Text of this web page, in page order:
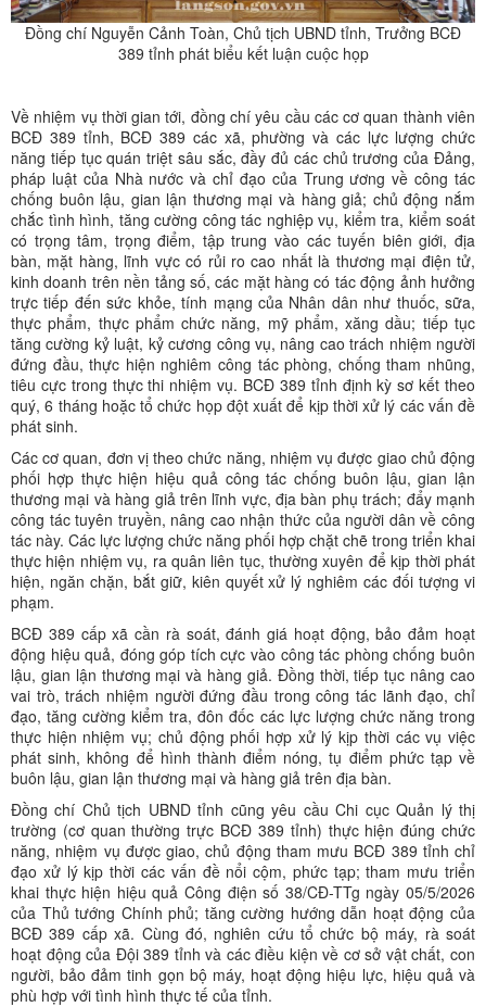
Đồng chí Nguyễn Cảnh Toàn, Chủ tịch UBND tỉnh, Trưởng BCĐ
389 tỉnh phát biểu kết luận cuộc họp
Về nhiệm vụ thời gian tới, đồng chí yêu cầu các cơ quan thành viên
BCĐ 389 tỉnh, BCĐ 389 các xã, phường và các lực lượng chức
năng tiếp tục quán triệt sâu sắc, đầy đủ các chủ trương của Đảng,
pháp luật của Nhà nước và chỉ đạo của Trung ương về công tác
chống buôn lậu, gian lận thương mại và hàng giả; chủ động nắm
chắc tình hình, tăng cường công tác nghiệp vụ, kiểm tra, kiểm soát
có trọng tâm, trọng điểm, tập trung vào các tuyến biên giới, địa
bàn, mặt hàng, lĩnh vực có rủi ro cao nhất là thương mại điện tử,
kinh doanh trên nền tảng số, các mặt hàng có tác động ảnh hưởng
trực tiếp đến sức khỏe, tính mạng của Nhân dân như thuốc, sữa,
thực phẩm, thực phẩm chức năng, mỹ phẩm, xăng dầu; tiếp tục
tăng cường kỷ luật, kỷ cương công vụ, nâng cao trách nhiệm người
đứng đầu, thực hiện nghiêm công tác phòng, chống tham nhũng,
tiêu cực trong thực thi nhiệm vụ. BCĐ 389 tỉnh định kỳ sơ kết theo
quý, 6 tháng hoặc tổ chức họp đột xuất để kịp thời xử lý các vấn đề
phát sinh.
Các cơ quan, đơn vị theo chức năng, nhiệm vụ được giao chủ động
phối hợp thực hiện hiệu quả công tác chống buôn lậu, gian lận
thương mại và hàng giả trên lĩnh vực, địa bàn phụ trách; đẩy mạnh
công tác tuyên truyền, nâng cao nhận thức của người dân về công
tác này. Các lực lượng chức năng phối hợp chặt chẽ trong triển khai
thực hiện nhiệm vụ, ra quân liên tục, thường xuyên để kịp thời phát
hiện, ngăn chặn, bắt giữ, kiên quyết xử lý nghiêm các đối tượng vi
phạm.
BCĐ 389 cấp xã cần rà soát, đánh giá hoạt động, bảo đảm hoạt
động hiệu quả, đóng góp tích cực vào công tác phòng chống buôn
lậu, gian lận thương mại và hàng giả. Đồng thời, tiếp tục nâng cao
vai trò, trách nhiệm người đứng đầu trong công tác lãnh đạo, chỉ
đạo, tăng cường kiểm tra, đôn đốc các lực lượng chức năng trong
thực hiện nhiệm vụ; chủ động phối hợp xử lý kịp thời các vụ việc
phát sinh, không để hình thành điểm nóng, tụ điểm phức tạp về
buôn lậu, gian lận thương mại và hàng giả trên địa bàn.
Đồng chí Chủ tịch UBND tỉnh cũng yêu cầu Chi cục Quản lý thị
trường (cơ quan thường trực BCĐ 389 tỉnh) thực hiện đúng chức
năng, nhiệm vụ được giao, chủ động tham mưu BCĐ 389 tỉnh chỉ
đạo xử lý kịp thời các vấn đề nổi cộm, phức tạp; tham mưu triển
khai thực hiện hiệu quả Công điện số 38/CĐ-TTg ngày 05/5/2026
của Thủ tướng Chính phủ; tăng cường hướng dẫn hoạt động của
BCĐ 389 cấp xã. Cùng đó, nghiên cứu tổ chức bộ máy, rà soát
hoạt động của Đội 389 tỉnh và các điều kiện về cơ sở vật chất, con
người, bảo đảm tinh gọn bộ máy, hoạt động hiệu lực, hiệu quả và
phù hợp với tình hình thực tế của tỉnh.